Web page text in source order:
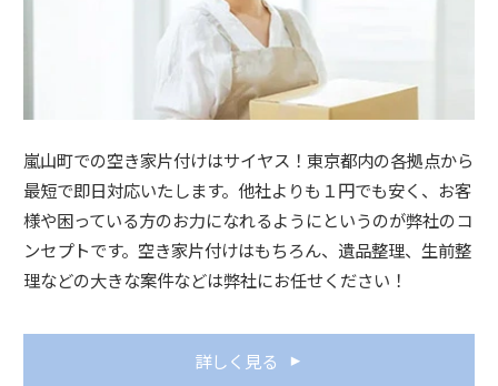
嵐山町での空き家片付けはサイヤス！東京都内の各拠点から
最短で即日対応いたします。他社よりも１円でも安く、お客
様や困っている方のお力になれるようにというのが弊社のコ
ンセプトです。空き家片付けはもちろん、遺品整理、生前整
理などの大きな案件などは弊社にお任せください！
詳しく見る